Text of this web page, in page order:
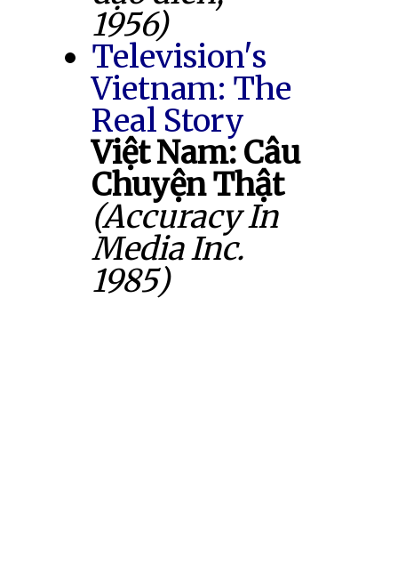
1956)
Television's
Vietnam: The
Real Story
Việt Nam: Câu
Chuyện Thật
(Accuracy In
Media Inc.
1985)